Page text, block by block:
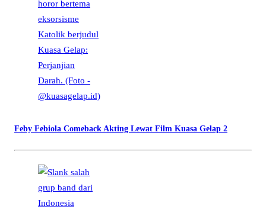
Feby Febiola Comeback Akting Lewat Film Kuasa Gelap 2